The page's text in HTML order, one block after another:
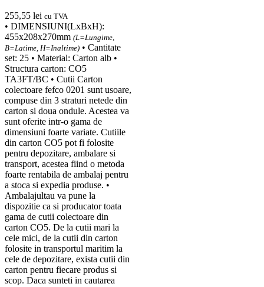
255,55 lei cu TVA
• DIMENSIUNI(LxBxH):
455x208x270mm (L=Lungime,
B=Latime, H=Inaltime) • Cantitate
set: 25 • Material: Carton alb •
Structura carton: CO5
TA3FT/BC • Cutii Carton
colectoare fefco 0201 sunt usoare,
compuse din 3 straturi netede din
carton si doua ondule. Acestea va
sunt oferite intr-o gama de
dimensiuni foarte variate. Cutiile
din carton CO5 pot fi folosite
pentru depozitare, ambalare si
transport, acestea fiind o metoda
foarte rentabila de ambalaj pentru
a stoca si expedia produse. •
Ambalajultau va pune la
dispozitie ca si producator toata
gama de cutii colectoare din
carton CO5. De la cutii mari la
cele mici, de la cutii din carton
folosite in transportul maritim la
cele de depozitare, exista cutii din
carton pentru fiecare produs si
scop. Daca sunteti in cautarea